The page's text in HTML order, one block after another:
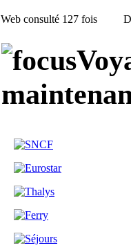
Web consulté 127 fois